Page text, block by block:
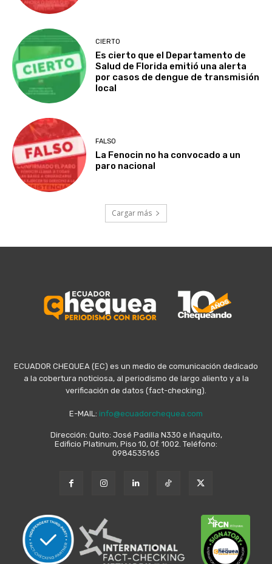
CIERTO
Es cierto que el Departamento de
Salud de Florida emitió una alerta
por casos de dengue de transmisión
local
FALSO
La Fenocin no ha convocado a un
paro nacional
Cargar más
ECUADOR CHEQUEA (EC) es un medio de comunicación dedicado
a la cobertura noticiosa, al periodismo de largo aliento y a la
verificación de datos (fact-checking).
E-MAIL: info@ecuadorchequea.com
Dirección: Quito: José Padilla N330 e Iñaquito,
Edificio Platinum, Piso 10, Of. 1002. Teléfono:
0984535165